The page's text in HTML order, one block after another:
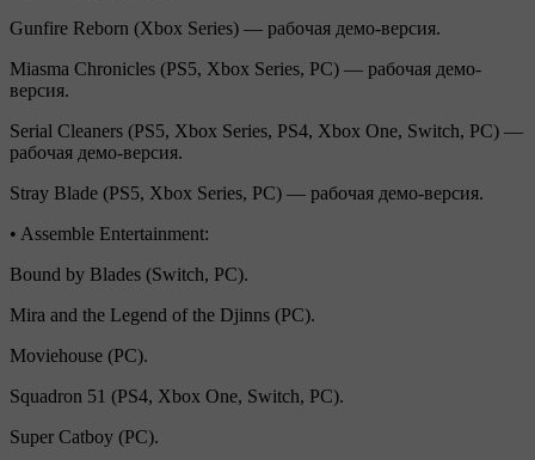
Gunfire Reborn (Xbox Series) — рабочая демо-версия.
Miasma Chronicles (PS5, Xbox Series, PC) — рабочая демо-
версия.
Serial Cleaners (PS5, Xbox Series, PS4, Xbox One, Switch, PC) —
рабочая демо-версия.
Stray Blade (PS5, Xbox Series, PC) — рабочая демо-версия.
• Assemble Entertainment:
Bound by Blades (Switch, PC).
Mira and the Legend of the Djinns (PC).
Moviehouse (PC).
Squadron 51 (PS4, Xbox One, Switch, PC).
Super Catboy (PC).